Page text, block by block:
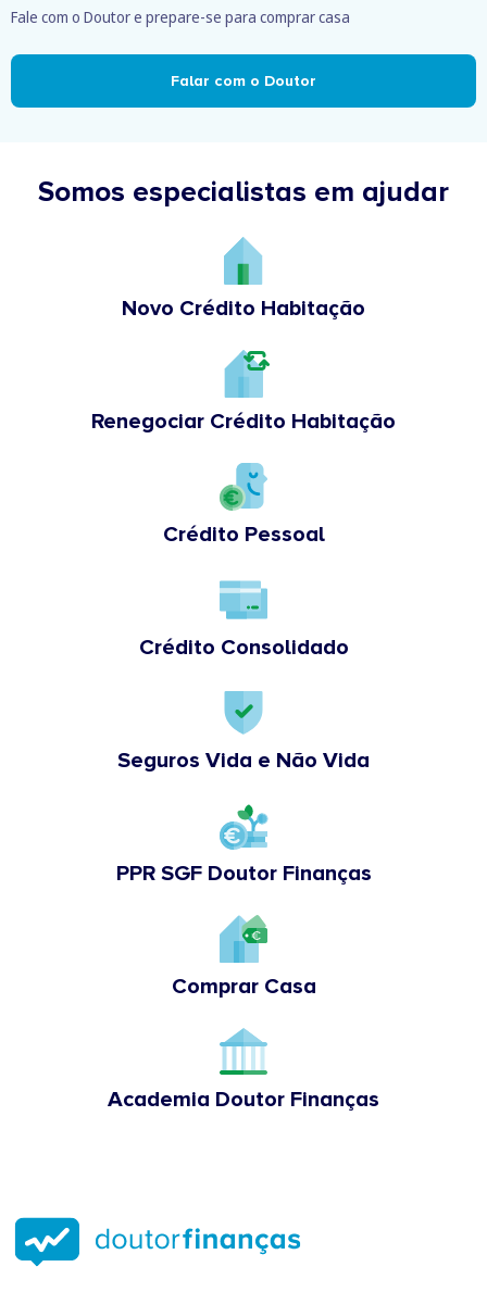
Fale com o Doutor e prepare-se para comprar casa
Falar com o Doutor
Somos especialistas em ajudar
Novo Crédito Habitação
Renegociar Crédito Habitação
Crédito Pessoal
Crédito Consolidado
Seguros Vida e Não Vida
PPR SGF Doutor Finanças
Comprar Casa
Academia Doutor Finanças